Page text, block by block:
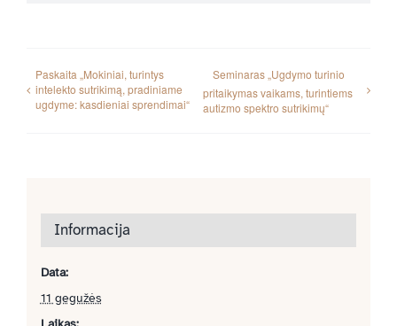
Paskaita „Mokiniai, turintys
intelekto sutrikimą, pradiniame
ugdyme: kasdieniai sprendimai“
Seminaras „Ugdymo turinio
pritaikymas vaikams, turintiems
autizmo spektro sutrikimų“
Informacija
Data:
11 gegužės